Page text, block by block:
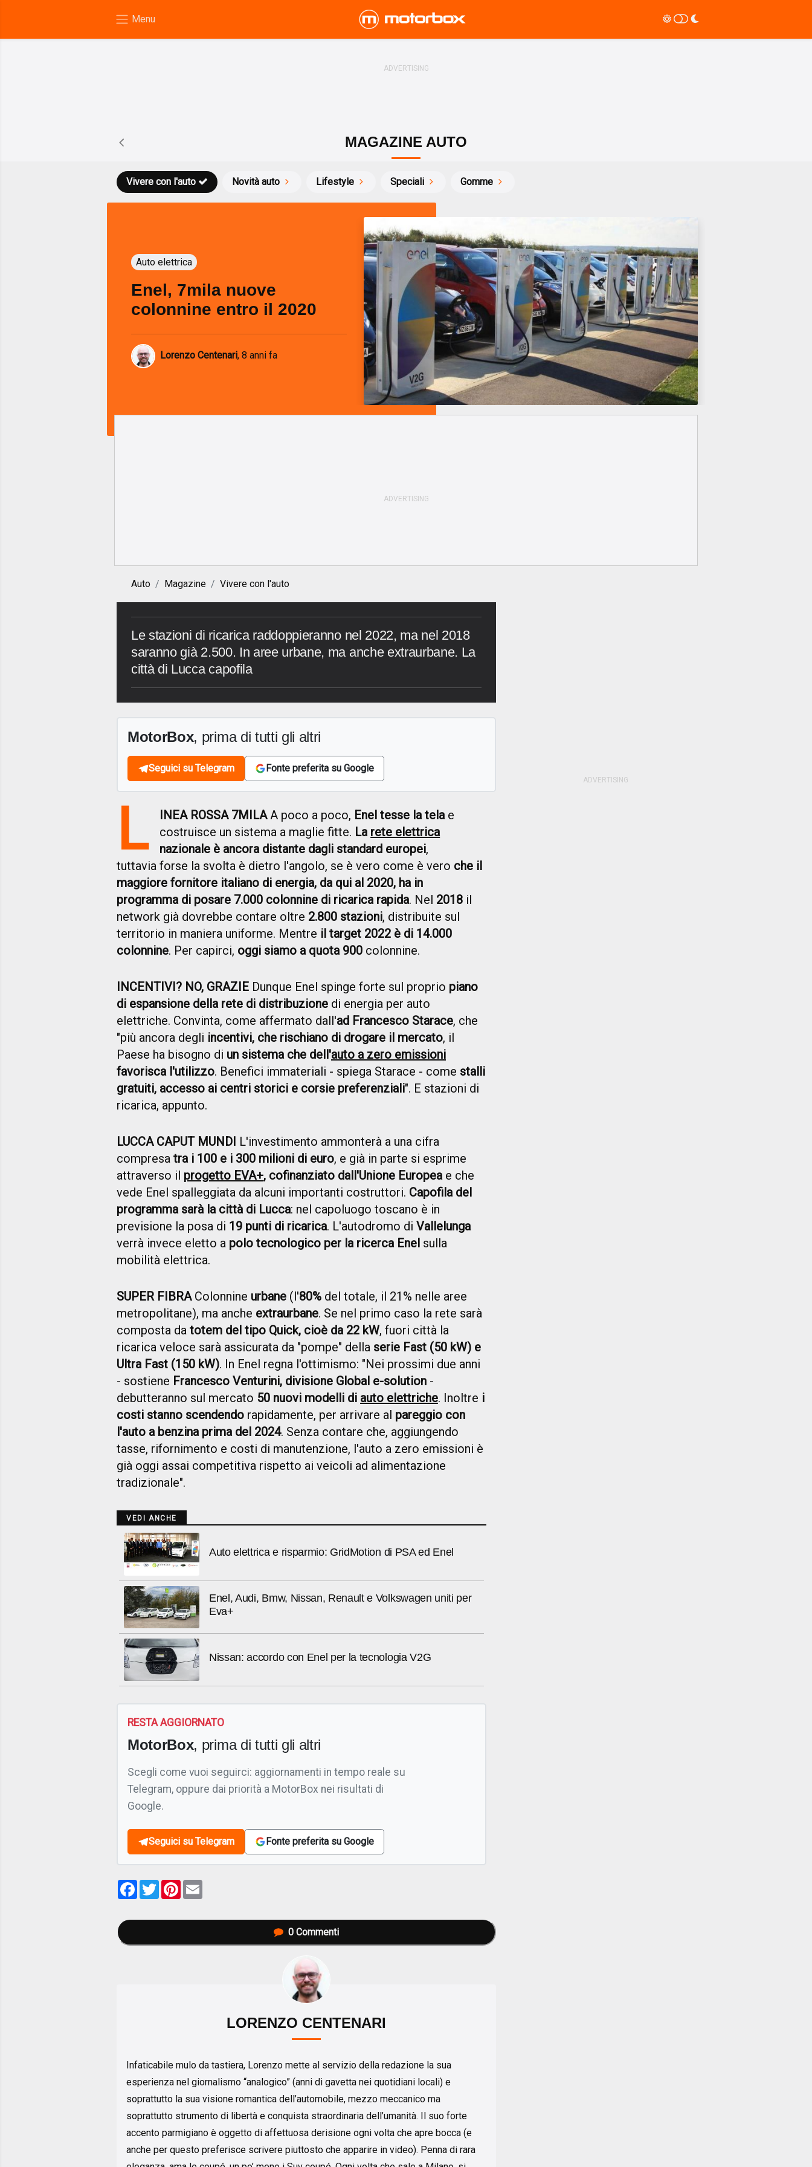
MAGAZINE AUTO
Novità auto
Vivere con l'auto Lifestyle Speciali Gomme
Auto elettrica
Enel, 7mila nuove
colonnine entro il 2020
Lorenzo Centenari, 8 anni fa
Auto Magazine Vivere con l'auto
Le stazioni di ricarica raddoppieranno nel 2022, ma nel 2018
saranno già 2.500. In aree urbane, ma anche extraurbane. La
città di Lucca capofila
MotorBox, prima di tutti gli altri
Seguici su Telegram Fonte preferita su Google
L INEA ROSSA 7MILAA poco a poco, Enel tesse la telae
costruisce un sistema a maglie fitte. La rete elettrica
nazionale è ancora distante dagli standard europei,
tuttavia forse la svolta è dietro l'angolo, se è vero come è vero che il
maggiore fornitore italiano di energia, da qui al 2020, ha in
programma di posare 7.000 colonnine di ricarica rapida. Nel 2018 il
network già dovrebbe contare oltre 2.800 stazioni, distribuite sul
territorio in maniera uniforme. Mentre il target 2022 è di 14.000
colonnine. Per capirci, oggi siamo a quota 900 colonnine.
INCENTIVI? NO, GRAZIE Dunque Enel spinge forte sul proprio piano
di espansione della rete di distribuzione di energia per auto
elettriche. Convinta, come affermato dall'ad Francesco Starace, che
"più ancora degli incentivi, che rischiano di drogare il mercato, il
Paese ha bisogno di un sistema che dell'auto a zero emissioni
favorisca l'utilizzo. Benefici immateriali - spiega Starace - come stalli
gratuiti, accesso ai centri storici e corsie preferenziali". E stazioni di
ricarica, appunto.
LUCCA CAPUT MUNDI L'investimento ammonterà a una cifra
compresa tra i 100 e i 300 milioni di euro, e già in parte si esprime
attraverso il progetto EVA+, cofinanziato dall'Unione Europeae che
vede Enel spalleggiata da alcuni importanti costruttori. Capofila del
programma sarà la città di Lucca: nel capoluogo toscano è in
previsione la posa di 19 punti di ricarica. L'autodromo di Vallelunga
verrà invece eletto a polo tecnologico per la ricerca Enel sulla
mobilità elettrica.
SUPER FIBRAColonnine urbane (l'80% del totale, il 21% nelle aree
metropolitane), ma anche extraurbane. Se nel primo caso la rete sarà
composta da totem del tipo Quick, cioè da 22 kW, fuori città la
ricarica veloce sarà assicurata da "pompe" della serie Fast (50 kW) e
Ultra Fast (150 kW). In Enel regna l'ottimismo: "Nei prossimi due anni
- sostiene Francesco Venturini, divisione Global e-solution -
debutteranno sul mercato 50 nuovi modelli di auto elettriche. Inoltre i
costi stanno scendendo rapidamente, per arrivare al pareggio con
l'auto a benzina prima del 2024. Senza contare che, aggiungendo
tasse, rifornimento e costi di manutenzione, l'auto a zero emissioni è
già oggi assai competitiva rispetto ai veicoli ad alimentazione
tradizionale".
VEDI ANCHE
Auto elettrica e risparmio: GridMotion di PSA ed Enel
Enel, Audi, Bmw, Nissan, Renault e Volkswagen uniti per
Eva+
Nissan: accordo con Enel per la tecnologia V2G
RESTA AGGIORNATO
MotorBox, prima di tutti gli altri
Scegli come vuoi seguirci: aggiornamenti in tempo reale su
Telegram, oppure dai priorità a MotorBox nei risultati di
Google.
Seguici su Telegram Fonte preferita su Google
Facebook
TwitterPinterest
0 Commenti
LORENZO CENTENARI
Infaticabile mulo da tastiera, Lorenzo mette al servizio della redazione la sua
esperienza nel giornalismo “analogico” (anni di gavetta nei quotidiani locali) e
soprattutto la sua visione romantica dell’automobile, mezzo meccanico ma
soprattutto strumento di libertà e conquista straordinaria dell’umanità. Il suo forte
accento parmigiano è oggetto di affettuosa derisione ogni volta che apre bocca (e
anche per questo preferisce scrivere piuttosto che apparire in video). Penna di rara